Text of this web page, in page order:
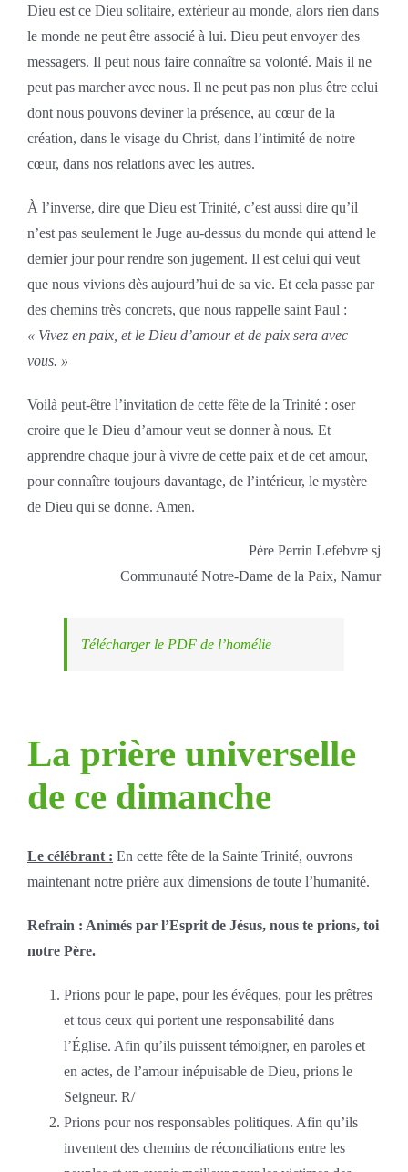
Dieu est ce Dieu solitaire, extérieur au monde, alors rien dans
le monde ne peut être associé à lui. Dieu peut envoyer des
messagers. Il peut nous faire connaître sa volonté. Mais il ne
peut pas marcher avec nous. Il ne peut pas non plus être celui
dont nous pouvons deviner la présence, au cœur de la
création, dans le visage du Christ, dans l’intimité de notre
cœur, dans nos relations avec les autres.
À l’inverse, dire que Dieu est Trinité, c’est aussi dire qu’il
n’est pas seulement le Juge au-dessus du monde qui attend le
dernier jour pour rendre son jugement. Il est celui qui veut
que nous vivions dès aujourd’hui de sa vie. Et cela passe par
des chemins très concrets, que nous rappelle saint Paul :
« Vivez en paix, et le Dieu d’amour et de paix sera avec
vous. »
Voilà peut-être l’invitation de cette fête de la Trinité : oser
croire que le Dieu d’amour veut se donner à nous. Et
apprendre chaque jour à vivre de cette paix et de cet amour,
pour connaître toujours davantage, de l’intérieur, le mystère
de Dieu qui se donne. Amen.
Père Perrin Lefebvre sj
Communauté Notre-Dame de la Paix, Namur
Télécharger le PDF de l’homélie
La prière universelle
de ce dimanche
Le célébrant : En cette fête de la Sainte Trinité, ouvrons
maintenant notre prière aux dimensions de toute l’humanité.
Refrain : Animés par l’Esprit de Jésus, nous te prions, toi
notre Père.
Prions pour le pape, pour les évêques, pour les prêtres
et tous ceux qui portent une responsabilité dans
l’Église. Afin qu’ils puissent témoigner, en paroles et
en actes, de l’amour inépuisable de Dieu, prions le
Seigneur. R/
Prions pour nos responsables politiques. Afin qu’ils
inventent des chemins de réconciliations entre les